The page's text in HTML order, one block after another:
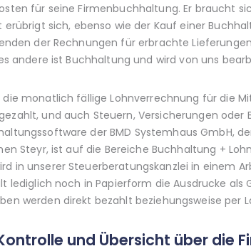
für seine Firmenbuchhaltung. Er braucht
sich, ebenso wie der Kauf einer
der Rechnungen für erbrachte
andere ist Buchhaltung und wird von uns
monatlich fällige Lohnverrechnung für die
und auch Steuern, Versicherungen
der BMD Systemhaus GmbH,
Steyr, ist auf die Bereiche Buchhaltung +
in unserer Steuerberatungskanzlei in einem
lediglich noch in Papierform die Ausdrucke
werden direkt bezahlt beziehungsweise
und Übersicht über die